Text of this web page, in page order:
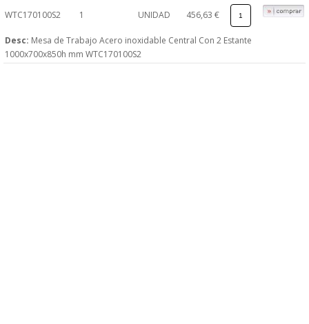
WTC170100S2 1 UNIDAD 456,63 €
Desc: Mesa de Trabajo Acero inoxidable Central Con 2 Estante
1000x700x850h mm WTC170100S2